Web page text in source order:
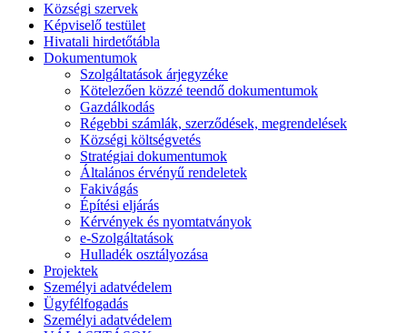
Községi szervek
Képviselő testület
Hivatali hirdetőtábla
Dokumentumok
Szolgáltatások árjegyzéke
Kötelezően közzé teendő dokumentumok
Gazdálkodás
Régebbi számlák, szerződések, megrendelések
Községi költségvetés
Stratégiai dokumentumok
Általános érvényű rendeletek
Fakivágás
Építési eljárás
Kérvények és nyomtatványok
e-Szolgáltatások
Hulladék osztályozása
Projektek
Személyi adatvédelem
Ügyfélfogadás
Személyi adatvédelem